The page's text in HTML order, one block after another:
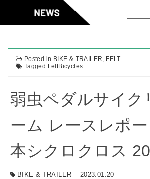
content
Posted in BIKE & TRAILER, FELT
Tagged FeltBicycles
弱虫ペダルサイク
ーム レースレポー
本シクロクロス
BIKE & TRAILER 2023.01.20